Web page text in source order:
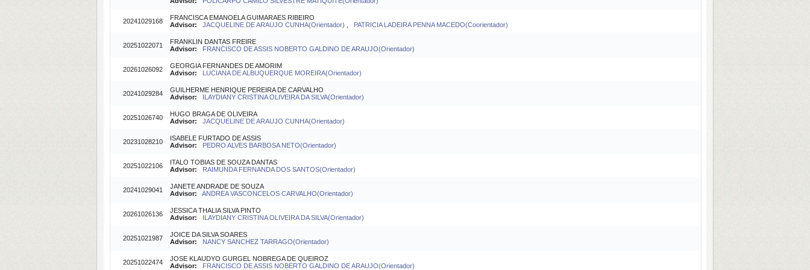
20241029168
FRANCISCA EMANOELA GUIMARAES RIBEIRO
Advisor:
JACQUELINE DE ARAUJO CUNHA(Orientador) PATRICIA LADEIRA PENNA MACEDO(Coorientador)
20251022071
FRANKLIN DANTAS FREIRE
Advisor:
FRANCISCO DE ASSIS NOBERTO GALDINO DE ARAUJO(Orientador)
20261026092
GEORGIA FERNANDES DE AMORIM
Advisor:
LUCIANA DE ALBUQUERQUE MOREIRA(Orientador)
20241029284
GUILHERME HENRIQUE PEREIRA DE CARVALHO
Advisor:
ILAYDIANY CRISTINA OLIVEIRA DA SILVA(Orientador)
20251026740
HUGO BRAGA DE OLIVEIRA
Advisor:
JACQUELINE DE ARAUJO CUNHA(Orientador)
20231028210
ISABELE FURTADO DE ASSIS
Advisor:
PEDRO ALVES BARBOSA NETO(Orientador)
20251022106
ITALO TOBIAS DE SOUZA DANTAS
Advisor:
RAIMUNDA FERNANDA DOS SANTOS(Orientador)
20241029041
JANETE ANDRADE DE SOUZA
Advisor:
ANDREA VASCONCELOS CARVALHO(Orientador)
20261026136
JESSICA THALIA SILVA PINTO
Advisor:
ILAYDIANY CRISTINA OLIVEIRA DA SILVA(Orientador)
20251021987
JOICE DA SILVA SOARES
Advisor:
NANCY SANCHEZ TARRAGO(Orientador)
20251022474
JOSE KLAUDYO GURGEL NOBREGA DE QUEIROZ
Advisor:
FRANCISCO DE ASSIS NOBERTO GALDINO DE ARAUJO(Orientador)